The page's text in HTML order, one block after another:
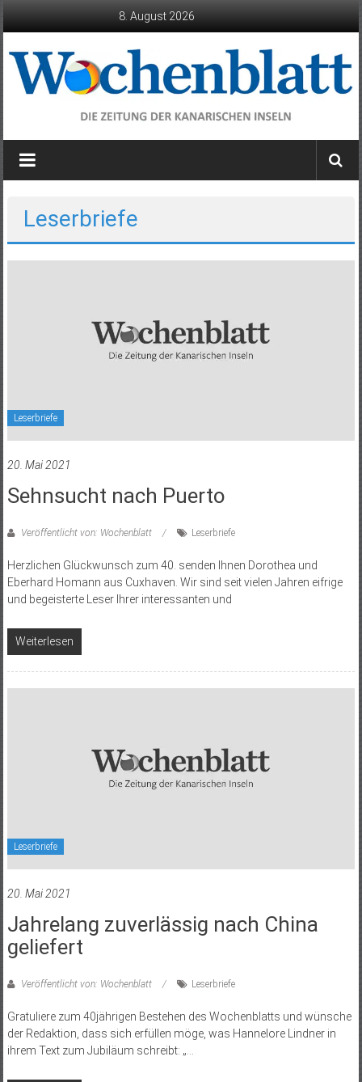
8. August 2026
Wochenblatt
die
Kanarischen
Inseln
Leserbriefe
Leserbriefe
20. Mai 2021
Sehnsucht nach Puerto
Veröffentlicht von: Wochenblatt Leserbriefe
Herzlichen Glückwunsch zum 40. senden Ihnen Dorothea und
Eberhard Homann aus Cuxhaven. Wir sind seit vielen Jahren eifrige
und begeisterte Leser Ihrer interessanten und
Weiterlesen
Leserbriefe
20. Mai 2021
Jahrelang zuverlässig nach China
geliefert
Veröffentlicht von: Wochenblatt Leserbriefe
Gratuliere zum 40jährigen Bestehen des Wochenblatts und wünsche
der Redaktion, dass sich erfüllen möge, was Hannelore Lindner in
ihrem Text zum Jubiläum schreibt: „…